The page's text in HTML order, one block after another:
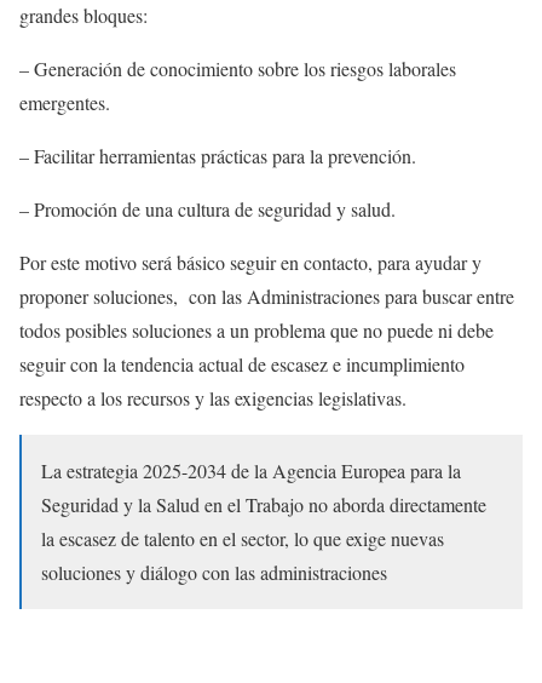
grandes bloques:
– Generación de conocimiento sobre los riesgos laborales
emergentes.
– Facilitar herramientas prácticas para la prevención.
– Promoción de una cultura de seguridad y salud.
Por este motivo será básico seguir en contacto, para ayudar y
proponer soluciones, con las Administraciones para buscar entre
todos posibles soluciones a un problema que no puede ni debe
seguir con la tendencia actual de escasez e incumplimiento
respecto a los recursos y las exigencias legislativas.
La estrategia 2025-2034 de la Agencia Europea para la
Seguridad y la Salud en el Trabajo no aborda directamente
la escasez de talento en el sector, lo que exige nuevas
soluciones y diálogo con las administraciones